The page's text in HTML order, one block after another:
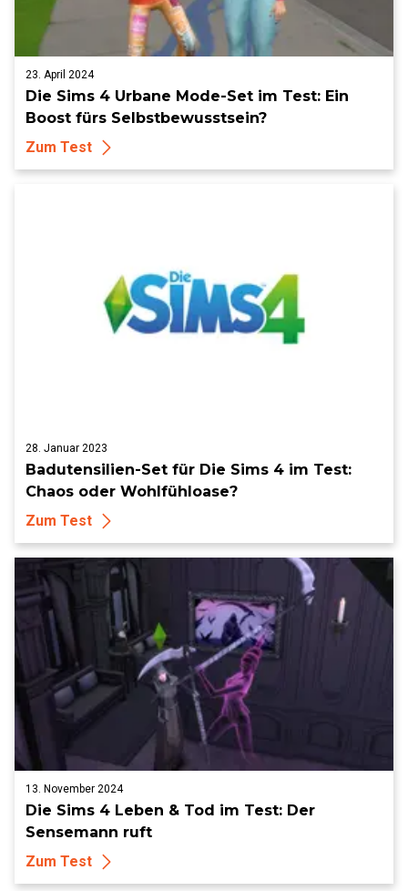
23. April 2024
Die Sims 4 Urbane Mode-Set im Test: Ein
Boost fürs Selbstbewusstsein?
Zum Test
28. Januar 2023
Badutensilien-Set für Die Sims 4 im Test:
Chaos oder Wohlfühloase?
Zum Test
13. November 2024
Die Sims 4 Leben & Tod im Test: Der
Sensemann ruft
Zum Test